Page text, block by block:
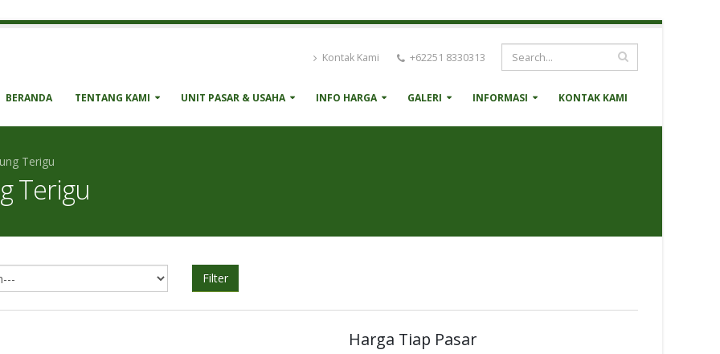
Kontak Kami +62251 8330313
BERANDA TENTANG KAMI UNIT PASAR & USAHA INFO HARGA GALERI INFORMASI KONTAK KAMI
Terigu
Terigu
Filter
Harga Tiap Pasar